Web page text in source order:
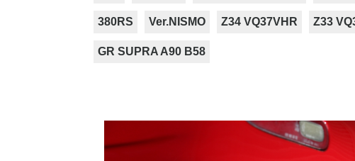
380RS Ver.NISMO Z34 VQ37VHR Z33
GR SUPRA A90 B58